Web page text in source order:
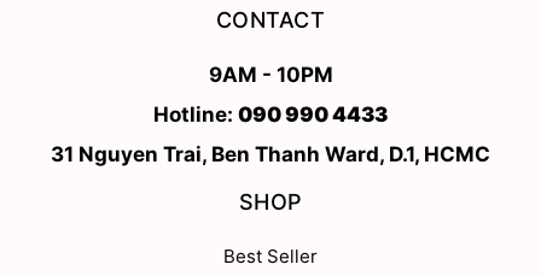
CONTACT
9AM - 10PM
Hotline: 090 990 4433
31 Nguyen Trai, Ben Thanh Ward, D.1, HCMC
SHOP
Best Seller